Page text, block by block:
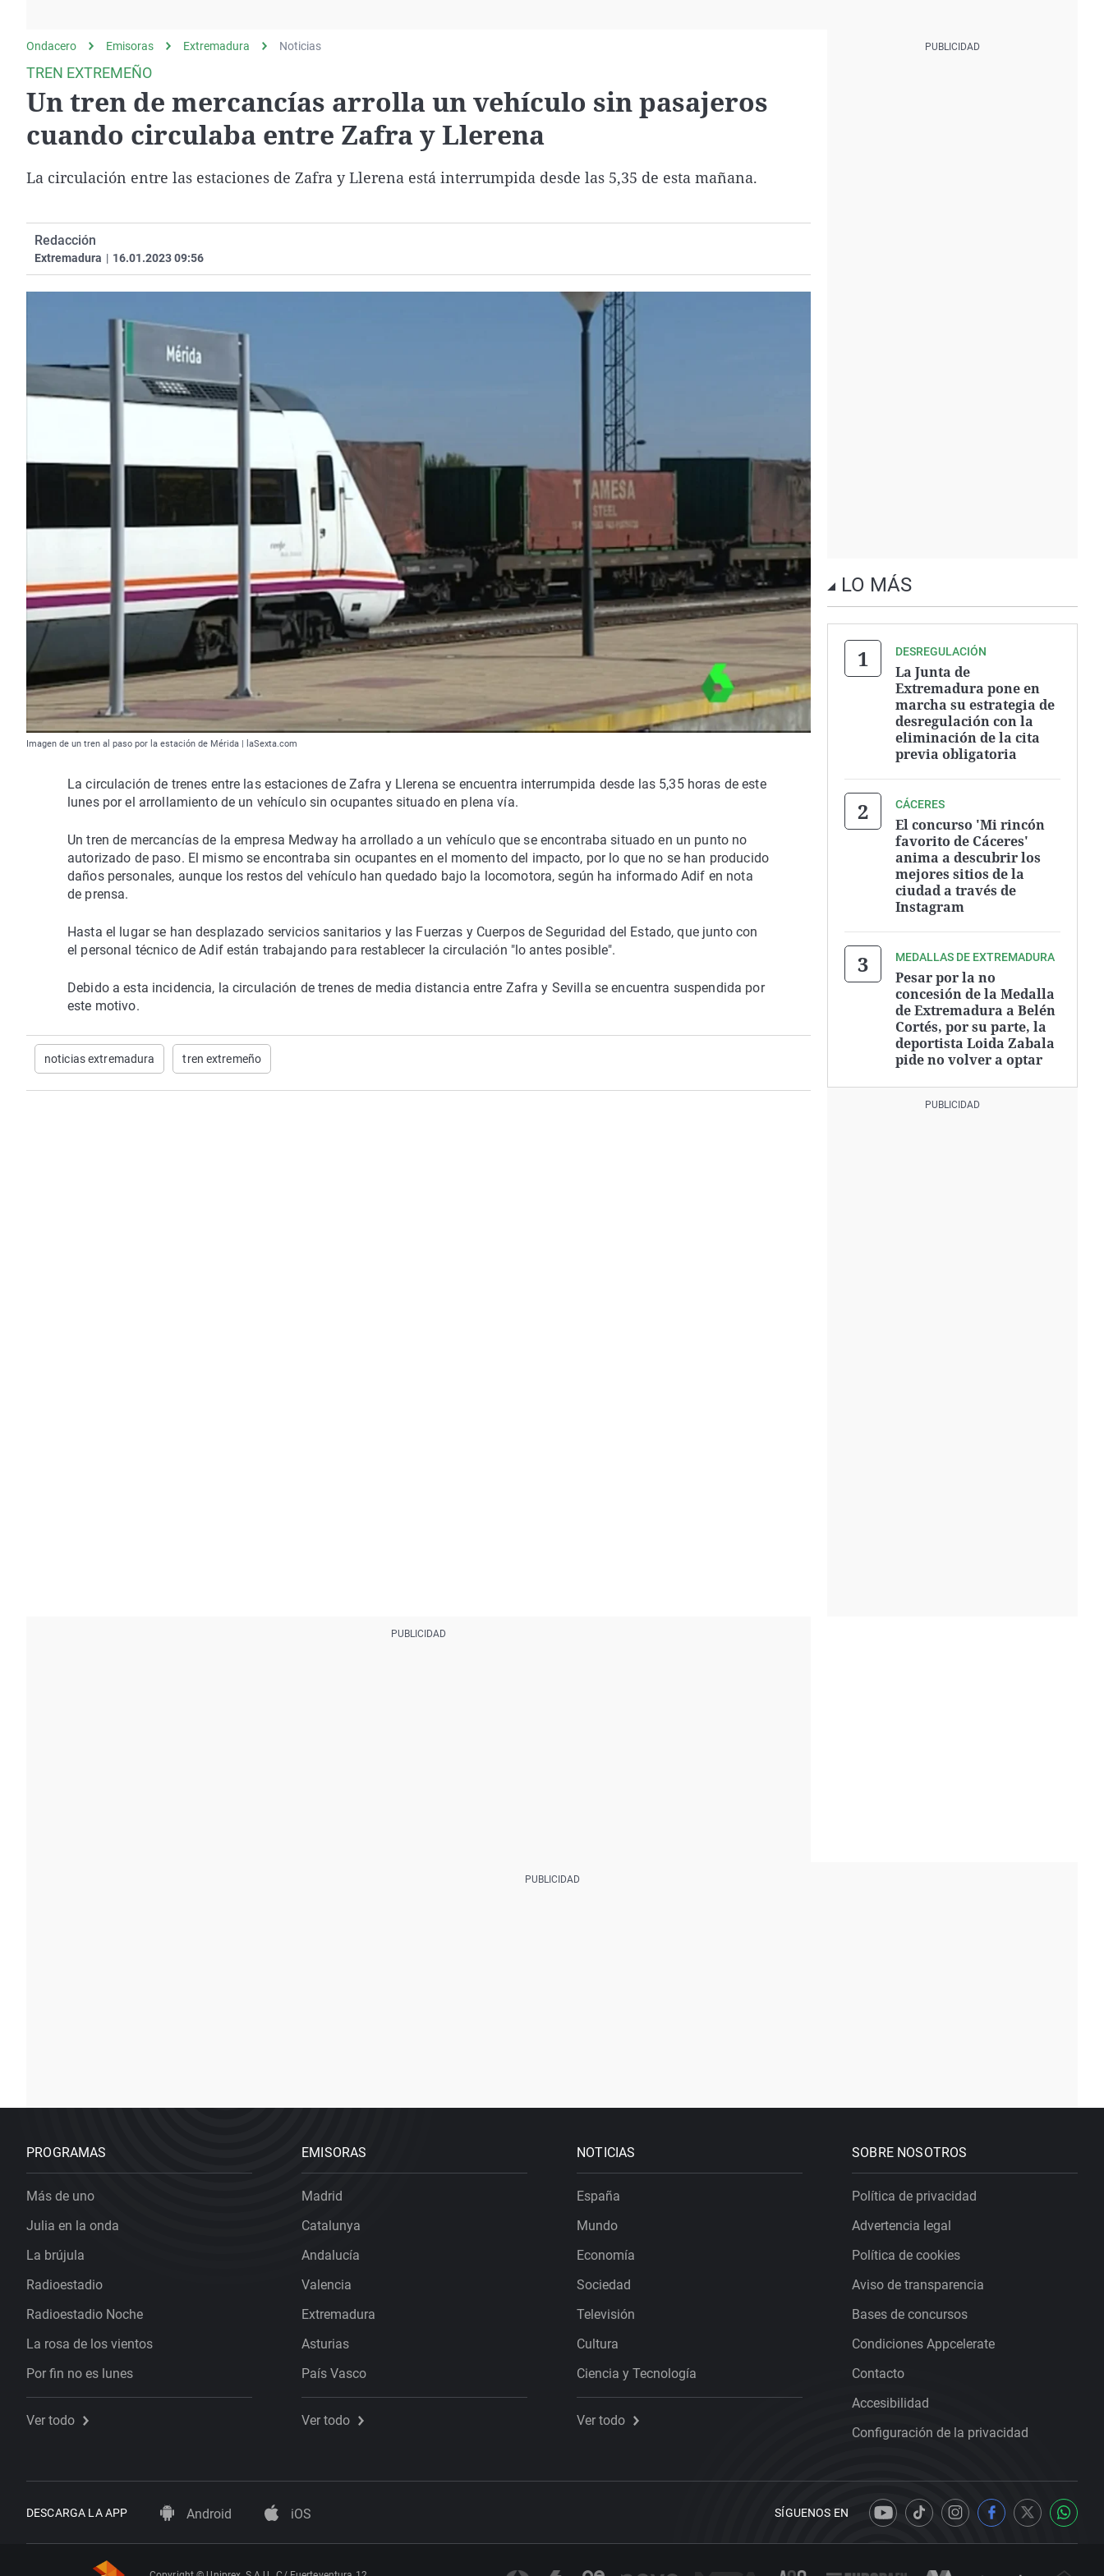
Como el perro y el
gato
Operación Viuda
Negra
Navarra
Ondacero Emisoras Extremadura Noticias
TREN EXTREMEÑO
Un tren de mercancías arrolla un vehículo sin pasajeros
cuando circulaba entre Zafra y Llerena
La circulación entre las estaciones de Zafra y Llerena está interrumpida desde las 5,35 de esta mañana.
Redacción
Extremadura | 16.01.2023 09:56
Imagen de un tren al paso por la estación de Mérida | laSexta.com
La circulación de trenes entre las estaciones de Zafra y Llerena se encuentra interrumpida desde las 5,35 horas de este
lunes por el arrollamiento de un vehículo sin ocupantes situado en plena vía.
Un tren de mercancías de la empresa Medway ha arrollado a un vehículo que se encontraba situado en un punto no
autorizado de paso. El mismo se encontraba sin ocupantes en el momento del impacto, por lo que no se han producido
daños personales, aunque los restos del vehículo han quedado bajo la locomotora, según ha informado Adif en nota
de prensa.
Hasta el lugar se han desplazado servicios sanitarios y las Fuerzas y Cuerpos de Seguridad del Estado, que junto con
el personal técnico de Adif están trabajando para restablecer la circulación "lo antes posible".
Debido a esta incidencia, la circulación de trenes de media distancia entre Zafra y Sevilla se encuentra suspendida por
este motivo.
noticias extremadura tren extremeño
LO MÁS
DESREGULACIÓN
La Junta de
Extremadura pone en
marcha su estrategia de
desregulación con la
eliminación de la cita
previa obligatoria
CÁCERES
El concurso 'Mi rincón
favorito de Cáceres'
anima a descubrir los
mejores sitios de la
ciudad a través de
Instagram
MEDALLAS DE EXTREMADURA
Pesar por la no
concesión de la Medalla
de Extremadura a Belén
Cortés, por su parte, la
deportista Loida Zabala
pide no volver a optar
PROGRAMAS
Más de uno
Julia en la onda
La brújula
Radioestadio
Radioestadio Noche
La rosa de los vientos
Por fin no es lunes
Ver todo
EMISORAS
Madrid
Catalunya
Andalucía
Valencia
Extremadura
Asturias
País Vasco
Ver todo
NOTICIAS
España
Mundo
Economía
Sociedad
Televisión
Cultura
Ciencia y Tecnología
Ver todo
SOBRE NOSOTROS
Política de privacidad
Advertencia legal
Política de cookies
Aviso de transparencia
Bases de concursos
Condiciones Appcelerate
Contacto
Accesibilidad
Configuración de la privacidad
DESCARGA LA APP Android iOS SÍGUENOS EN